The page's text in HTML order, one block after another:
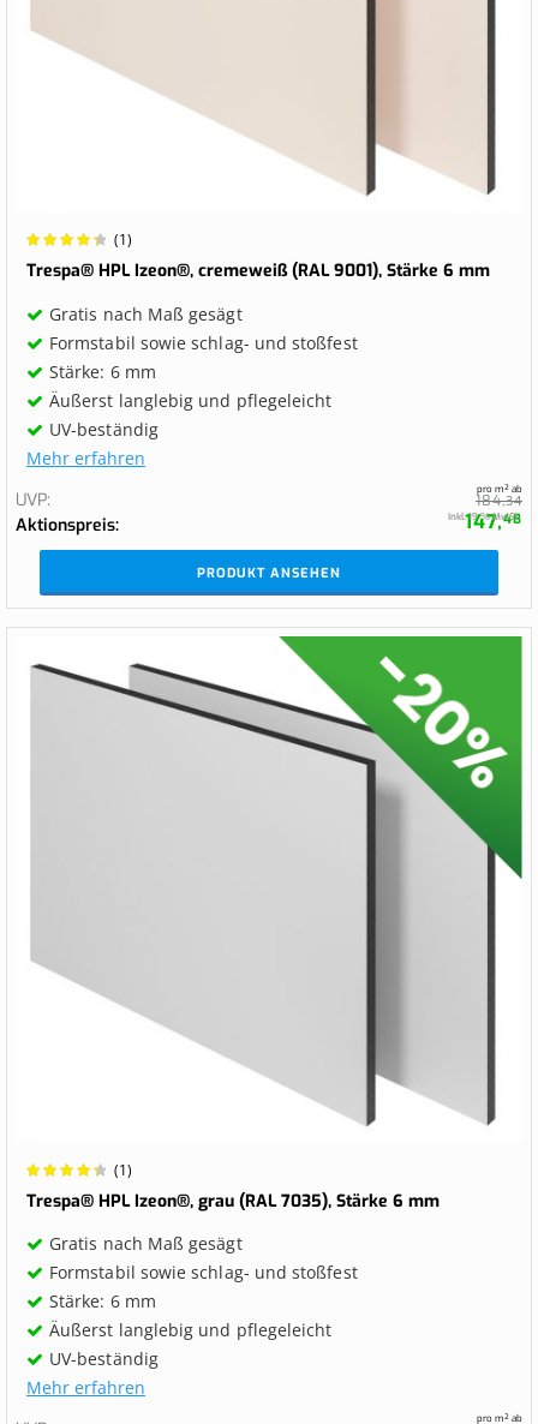
Wertung:
90%
(1)
Trespa® HPL Izeon®, cremeweiß (RAL 9001), Stärke 6 mm
Gratis nach Maß gesägt
Formstabil sowie schlag- und stoßfest
Stärke: 6 mm
Äußerst langlebig und pflegeleicht
UV-beständig
Mehr erfahren
UVP
184,34
Aktionspreis
pro m² ab
147,48
Inkl. 19 % MwSt.
PRODUKT ANSEHEN
Wertung:
90%
(1)
Trespa® HPL Izeon®, grau (RAL 7035), Stärke 6 mm
Gratis nach Maß gesägt
Formstabil sowie schlag- und stoßfest
Stärke: 6 mm
Äußerst langlebig und pflegeleicht
UV-beständig
Mehr erfahren
pro m² ab